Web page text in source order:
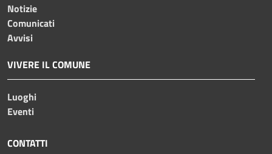
Notizie
Comunicati
Avvisi
VIVERE IL COMUNE
Luoghi
Eventi
CONTATTI